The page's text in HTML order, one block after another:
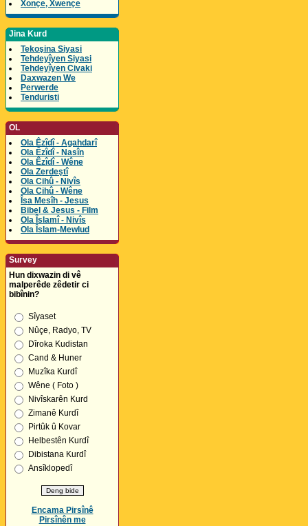
Xonçe, Xwençe
Jina Kurd
Tekoşina Siyasi
Tehdeyîyen Siyasi
Tehdeyîyen Civaki
Daxwazen We
Perwerde
Tenduristi
OL
Ola Êzîdî - Agahdarî
Ola Êzîdî - Nasîn
Ola Êzîdî - Wêne
Ola Zerdeştî
Ola Cihû - Nivîs
Ola Cihû - Wêne
Îsa Mesîh - Jesus
Bibel & Jesus - Film
Ola Îslamî - Nivîs
Ola Îslam-Mewlud
Survey
Hun dixwazin di vê
malperêde zêdetir ci
bibînin?
Sîyaset
Nûçe, Radyo, TV
Dîroka Kudistan
Cand & Huner
Muzîka Kurdî
Wêne ( Foto )
Nivîskarên Kurd
Zimanê Kurdî
Pirtûk û Kovar
Helbestên Kurdî
Dibistana Kurdî
Ansîklopedî
Encama Pirsînê
Pirsînên me